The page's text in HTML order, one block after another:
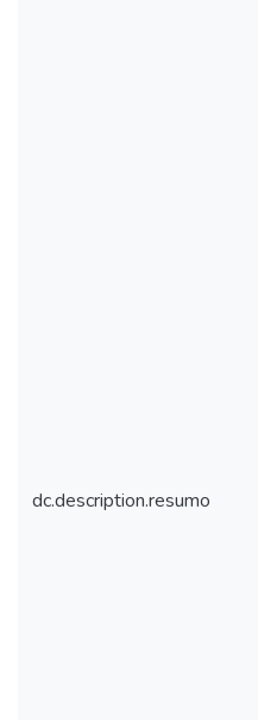
dc.description.resumo